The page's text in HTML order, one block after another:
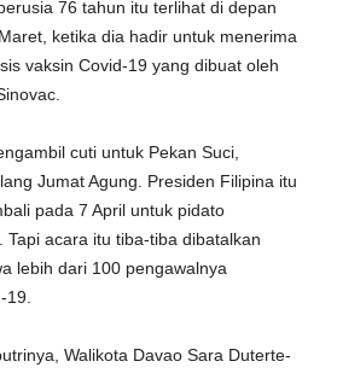
76 tahun itu terlihat di depan
ketika dia hadir untuk menerima
vaksin Covid-19 yang dibuat oleh
cuti untuk Pekan Suci,
Jumat Agung. Presiden Filipina itu
pada 7 April untuk pidato
Tapi acara itu tiba-tiba dibatalkan
lebih dari 100 pengawalnya
Walikota Davao Sara Duterte-